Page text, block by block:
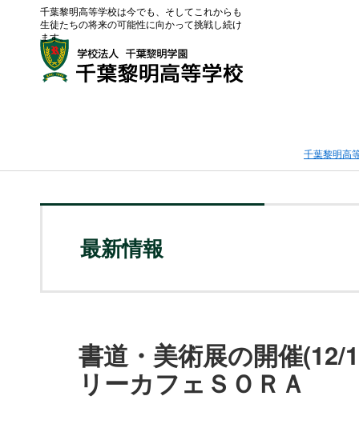
千葉黎明高等学校は今でも、そしてこれからも
生徒たちの将来の可能性に向かって挑戦し続け
ます。
千葉黎明高
最新情報
書道・美術展の開催(12/
リーカフェＳＯＲＡ